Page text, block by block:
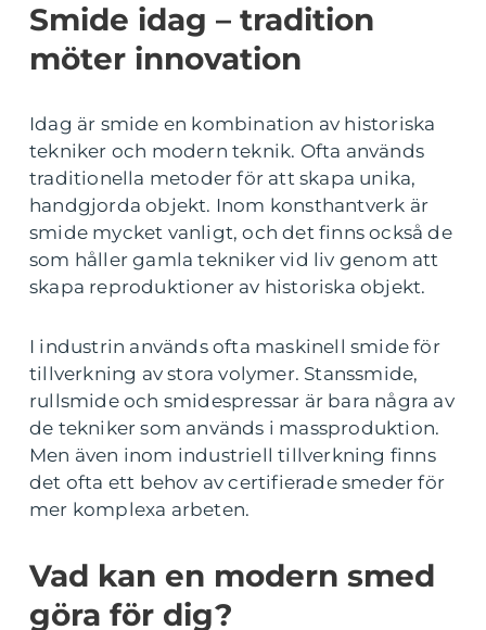
Smide idag – tradition
möter innovation
Idag är smide en kombination av historiska
tekniker och modern teknik. Ofta används
traditionella metoder för att skapa unika,
handgjorda objekt. Inom konsthantverk är
smide mycket vanligt, och det finns också de
som håller gamla tekniker vid liv genom att
skapa reproduktioner av historiska objekt.
I industrin används ofta maskinell smide för
tillverkning av stora volymer. Stanssmide,
rullsmide och smidespressar är bara några av
de tekniker som används i massproduktion.
Men även inom industriell tillverkning finns
det ofta ett behov av certifierade smeder för
mer komplexa arbeten.
Vad kan en modern smed
göra för dig?